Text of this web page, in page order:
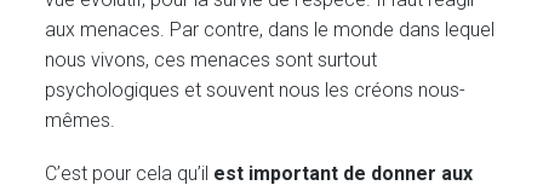
aux menaces. Par contre, dans le monde dans lequel
nous vivons, ces menaces sont surtout
psychologiques et souvent nous les créons nous-
mêmes.
C’est pour cela qu’il est important de donner aux